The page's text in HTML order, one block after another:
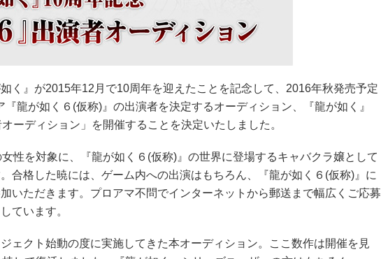
く』が2015年12月で10周年を迎えたことを記念して、2016年秋発売予定
龍が如く６(仮称)』の出演者を決定するオーディション、『龍が如く』
ーディション」を開催することを決定いたしました。
性を対象に、『龍が如く６(仮称)』の世界に登場するキャバクラ嬢として
合格した暁には、ゲーム内への出演はもちろん、『龍が如く６(仮称)』に
いただきます。プロアマ不問でインターネットから郵送まで幅広くご応募
ています。
ェクト始動の度に実施してきた本オーディション。ここ数作は開催を見